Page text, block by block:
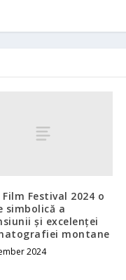
Festival 2024 o
simbolică a
și excelenței
montane
2024